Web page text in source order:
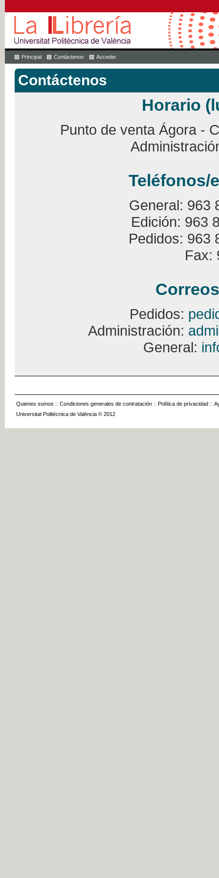
Principal Contáctenos Acceder
Contáctenos
Horario
Punto de venta Ágora -
Teléfonos/
General: 963
Edición: 963
Pedidos: 963
Fax:
Pedidos:
Administración:
General:
Quienes somos :: Condiciones generales de contratación :: Política de privacidad ::
Universitat Politècnica de València © 2012